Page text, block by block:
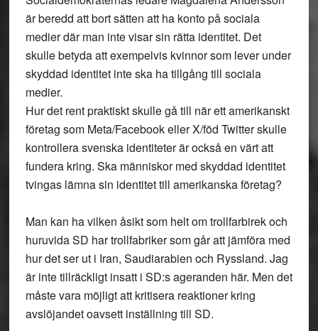
är beredd att bort sätten att ha konto på sociala
medier där man inte visar sin rätta identitet. Det
skulle betyda att exempelvis kvinnor som lever under
skyddad identitet inte ska ha tillgång till sociala
medier.
Hur det rent praktiskt skulle gå till när ett amerikanskt
företag som Meta/Facebook eller X/föd Twitter skulle
kontrollera svenska identiteter är också en värt att
fundera kring. Ska människor med skyddad identitet
tvingas lämna sin identitet till amerikanska företag?
Man kan ha vilken åsikt som helt om trollfarbirek och
huruvida SD har trollfabriker som går att jämföra med
hur det ser ut i Iran, Saudiarabien och Ryssland. Jag
är inte tillräckligt insatt i SD:s ageranden här. Men det
måste vara möjligt att kritisera reaktioner kring
avslöjandet oavsett inställning till SD.